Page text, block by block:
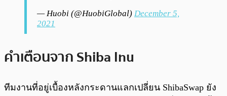
— Huobi (@HuobiGlobal) December 5,
2021
คำเตือนจาก Shiba Inu
ทีมงานที่อยู่เบื้องหลังกระดานแลกเปลี่ยน ShibaSwap ยัง